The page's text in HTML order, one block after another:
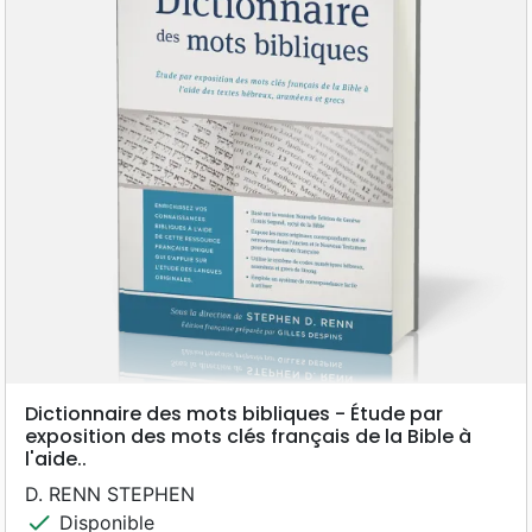
l'épigraphie nord-ouest sémitique (étude des
inscriptions anciennes alphabétiques du
Levant).
Dictionnaire des mots bibliques - Étude par
exposition des mots clés français de la Bible à
l'aide..
D. RENN STEPHEN
check Disponible